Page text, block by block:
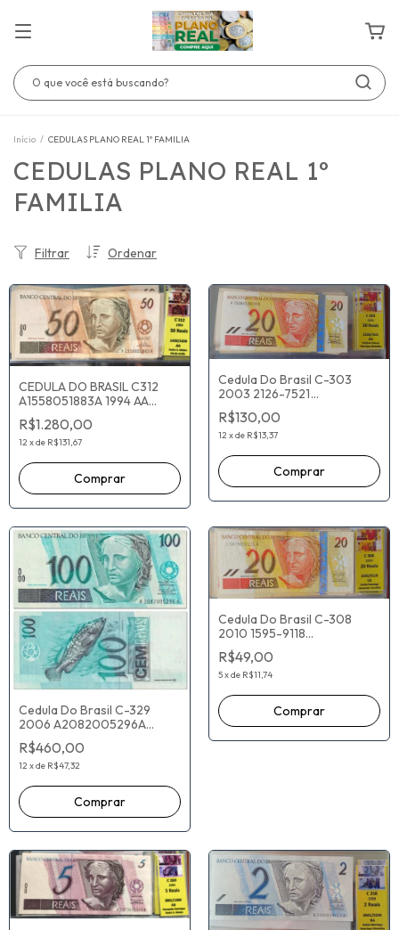
Início / CEDULAS PLANO REAL 1º FAMILIA
CEDULAS PLANO REAL 1º
FAMILIA
Ordenar
Filtrar
CEDULA DO BRASIL C312
A1558051883A 1994 AA
Pedro Malan Pérsio Arida
R$1.280,00
12 xde R$131,67
Cedula Do Brasil C-303
2003 2126-7521
A7506019635A Antônio
Palocci Henrique Meirelles
R$130,00
12 xde R$13,37
Cedula Do Brasil C-329
2006 A2082005296A
Guido Mantega Henrique
Meirelles
R$460,00
12 xde R$47,32
Cedula Do Brasil C-308
2010 1595-9118
C6879040131A Guido
Mantega Alexandre Tombini
R$49,00
5xde R$11,74